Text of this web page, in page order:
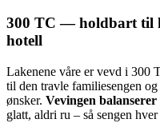
300 TC — holdbart til
hotell
Lakenene våre er vevd i 300
til den travle familiesengen
ønsker. Vevingen
glatt, aldri ru – så sengen